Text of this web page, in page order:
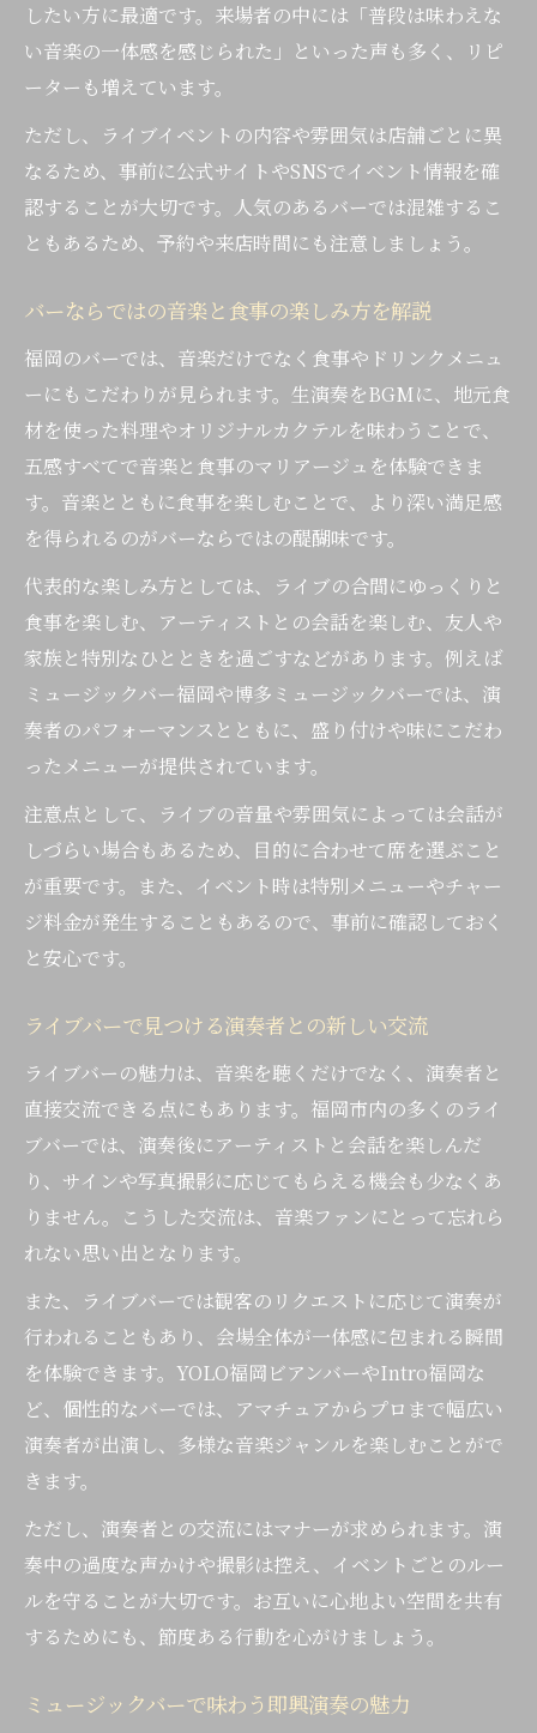
したい方に最適です。来場者の中には「普段は味わえな
い音楽の一体感を感じられた」といった声も多く、リピ
ーターも増えています。
ただし、ライブイベントの内容や雰囲気は店舗ごとに異
なるため、事前に公式サイトやSNSでイベント情報を確
認することが大切です。人気のあるバーでは混雑するこ
ともあるため、予約や来店時間にも注意しましょう。
バーならではの音楽と食事の楽しみ方を解説
福岡のバーでは、音楽だけでなく食事やドリンクメニュ
ーにもこだわりが見られます。生演奏をBGMに、地元食
材を使った料理やオリジナルカクテルを味わうことで、
五感すべてで音楽と食事のマリアージュを体験できま
す。音楽とともに食事を楽しむことで、より深い満足感
を得られるのがバーならではの醍醐味です。
代表的な楽しみ方としては、ライブの合間にゆっくりと
食事を楽しむ、アーティストとの会話を楽しむ、友人や
家族と特別なひとときを過ごすなどがあります。例えば
ミュージックバー福岡や博多ミュージックバーでは、演
奏者のパフォーマンスとともに、盛り付けや味にこだわ
ったメニューが提供されています。
注意点として、ライブの音量や雰囲気によっては会話が
しづらい場合もあるため、目的に合わせて席を選ぶこと
が重要です。また、イベント時は特別メニューやチャー
ジ料金が発生することもあるので、事前に確認しておく
と安心です。
ライブバーで見つける演奏者との新しい交流
ライブバーの魅力は、音楽を聴くだけでなく、演奏者と
直接交流できる点にもあります。福岡市内の多くのライ
ブバーでは、演奏後にアーティストと会話を楽しんだ
り、サインや写真撮影に応じてもらえる機会も少なくあ
りません。こうした交流は、音楽ファンにとって忘れら
れない思い出となります。
また、ライブバーでは観客のリクエストに応じて演奏が
行われることもあり、会場全体が一体感に包まれる瞬間
を体験できます。YOLO福岡ビアンバーやIntro福岡な
ど、個性的なバーでは、アマチュアからプロまで幅広い
演奏者が出演し、多様な音楽ジャンルを楽しむことがで
きます。
ただし、演奏者との交流にはマナーが求められます。演
奏中の過度な声かけや撮影は控え、イベントごとのルー
ルを守ることが大切です。お互いに心地よい空間を共有
するためにも、節度ある行動を心がけましょう。
ミュージックバーで味わう即興演奏の魅力